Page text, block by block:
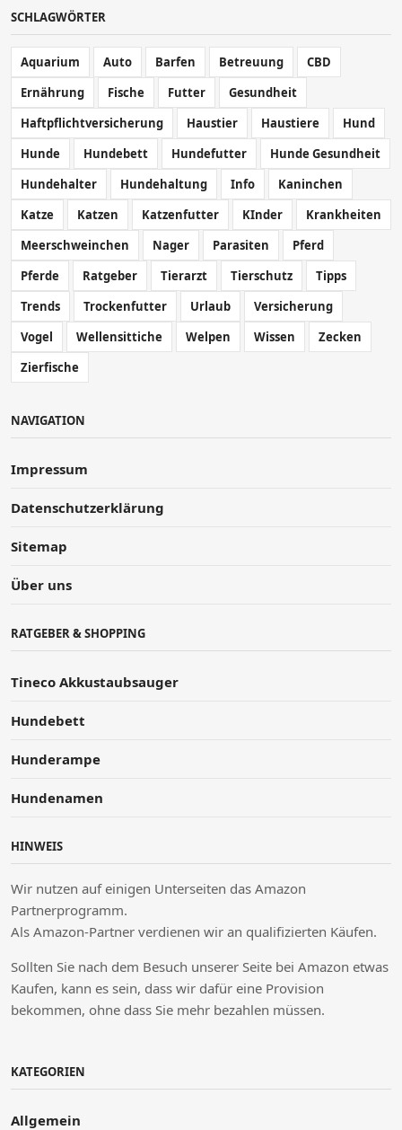
SCHLAGWÖRTER
Aquarium Auto Barfen Betreuung
CBD
Ernährung
Fische Futter
Gesundheit
Haftpflichtversicherung
Haustier Haustiere
Hund
Hunde
Hundebett Hundefutter
Hunde Gesundheit
Hundehalter
Hundehaltung Info
Kaninchen
Katze
Katzen Katzenfutter KInder
Krankheiten
Meerschweinchen
Nager Parasiten
Pferd
Pferde
Ratgeber Tierarzt Tierschutz
Tipps
Trends
Trockenfutter Urlaub
Versicherung
Vogel
Wellensittiche Welpen Wissen
Zecken
Zierfische
NAVIGATION
Impressum
Datenschutzerklärung
Sitemap
Über uns
RATGEBER & SHOPPING
Tineco Akkustaubsauger
Hundebett
Hunderampe
Hundenamen
HINWEIS
Wir nutzen auf einigen Unterseiten das Amazon
Partnerprogramm.
Als Amazon-Partner verdienen wir an qualifizierten Käufen.
Sollten Sie nach dem Besuch unserer Seite bei Amazon etwas
Kaufen, kann es sein, dass wir dafür eine Provision
bekommen, ohne dass Sie mehr bezahlen müssen.
KATEGORIEN
Allgemein